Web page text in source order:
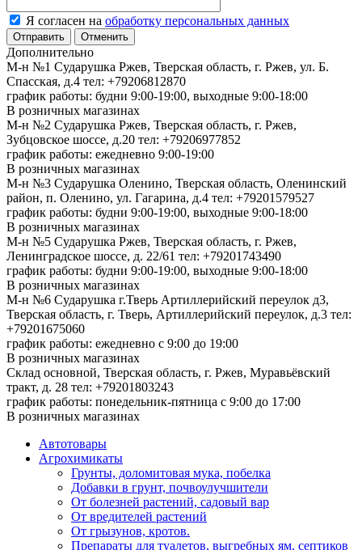
Я согласен на обработку персональных данных
Отменить
Дополнительно
М-н №1 Сударушка Ржев, Тверская область, г. Ржев, ул. Б.
Спасская, д.4 тел: +79206812870
график работы: будни 9:00-19:00, выходные 9:00-18:00
В розничных магазинах
М-н №2 Cударушка Ржев, Тверская область, г. Ржев,
Зубцовское шоссе, д.20 тел: +79206977852
график работы: ежедневно 9:00-19:00
В розничных магазинах
М-н №3 Сударушка Оленино, Тверская область, Оленинский
район, п. Оленино, ул. Гагарина, д.4 тел: +79201579527
график работы: будни 9:00-19:00, выходные 9:00-18:00
В розничных магазинах
М-н №5 Сударушка Ржев, Тверская область, г. Ржев,
Ленинградское шоссе, д. 22/61 тел: +79201743490
график работы: будни 9:00-19:00, выходные 9:00-18:00
В розничных магазинах
М-н №6 Сударушка г.Тверь Артиллерийский переулок д3,
Тверская область, г. Тверь, Артиллерийский переулок, д.3 тел:
+79201675060
график работы: ежедневно с 9:00 до 19:00
В розничных магазинах
Склад основной, Тверская область, г. Ржев, Муравьёвский
тракт, д. 28 тел: +79201803243
график работы: понедельник-пятница с 9:00 до 17:00
В розничных магазинах
Автотовары
Агрохимикаты
Грунты, доломитовая мука, побелка
Добавки в грунт, почвоулучшители
От болезней растений, садовый вар
От вредителей растений
От грызунов, кротов.
Препараты для туалетов, выгребных ям, септиков